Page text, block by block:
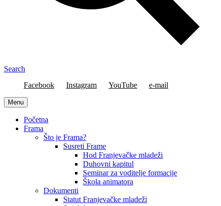
Search
Facebook
Instagram YouTube e-mail
Menu
Početna
Frama
Što je Frama?
Susreti Frame
Hod Franjevačke mladeži
Duhovni kapitul
Seminar za voditelje formacije
Škola animatora
Dokumenti
Statut Franjevačke mladeži